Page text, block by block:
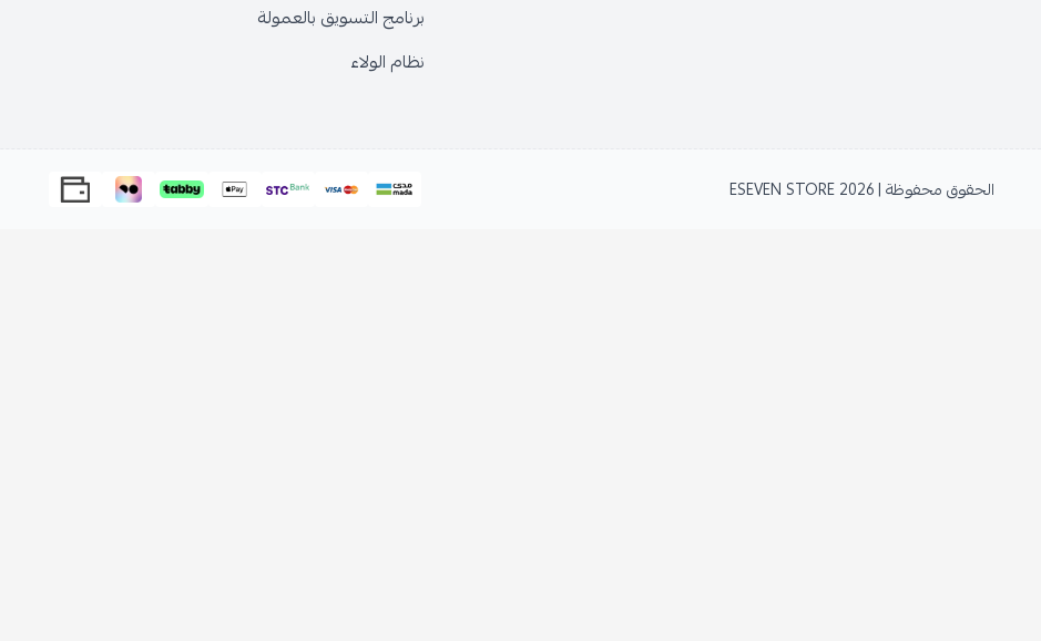
برنامج التسويق بالعمولة
نظام الولاء
الحقوق محفوظة | 2026 ESEVEN STORE